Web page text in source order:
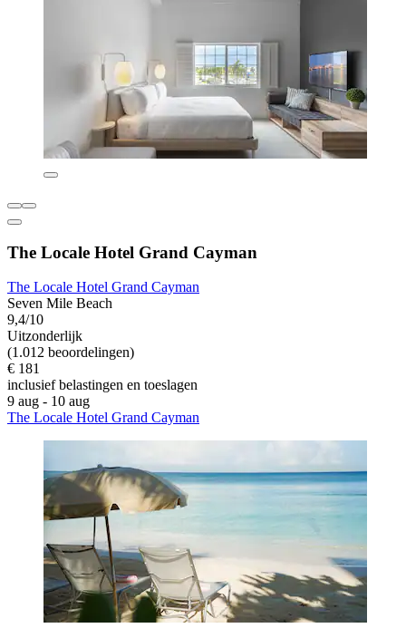
The Locale Hotel Grand Cayman
The Locale Hotel Grand Cayman
Seven Mile Beach
9,4/10
Uitzonderlijk
(1.012 beoordelingen)
€ 181
inclusief belastingen en toeslagen
9 aug - 10 aug
The Locale Hotel Grand Cayman